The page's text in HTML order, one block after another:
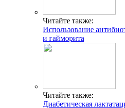
Читайте также:
Использование
и гайморита
Читайте также:
Диабетическая